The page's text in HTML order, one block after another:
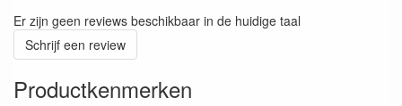
Er zijn geen reviews beschikbaar in de huidige taal
Schrijf een review
Productkenmerken